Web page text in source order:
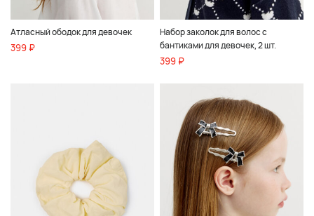
Атласный ободок для девочек
399 ₽
Набор заколок для волос с
бантиками для девочек, 2 шт.
399 ₽